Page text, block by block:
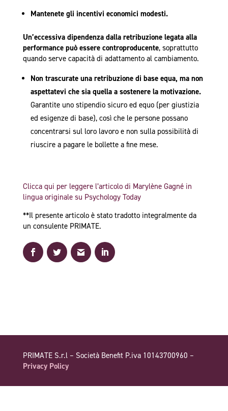
Mantenete gli incentivi economici modesti.
Un’eccessiva dipendenza dalla retribuzione legata alla
performance può essere controproducente, soprattutto
quando serve capacità di adattamento al cambiamento.
Non trascurate una retribuzione di base equa, ma non
aspettatevi che sia quella a sostenere la motivazione.
Garantite uno stipendio sicuro ed equo (per giustizia
ed esigenze di base), così che le persone possano
concentrarsi sul loro lavoro e non sulla possibilità di
riuscire a pagare le bollette a fine mese.
Clicca qui per leggere l’articolo di Marylène Gagné in
lingua originale su Psychology Today
**Il presente articolo è stato tradotto integralmente da
un consulente PRIMATE.
PRIMATE S.r.l – Società Benefit P.iva 10143700960 –
Privacy Policy